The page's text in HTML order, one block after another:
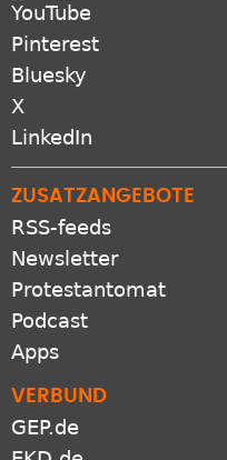
YouTube
Pinterest
Bluesky
X
LinkedIn
ZUSATZANGEBOTE
RSS-feeds
Newsletter
Protestantomat
Podcast
Apps
VERBUND
GEP.de